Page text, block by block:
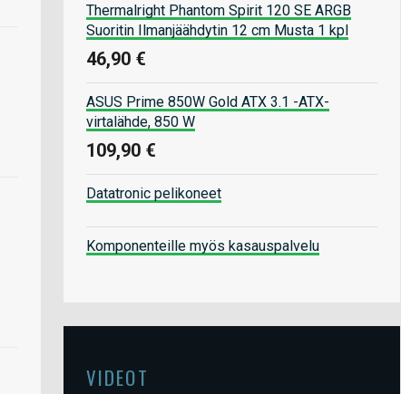
Thermalright Phantom Spirit 120 SE ARGB
Suoritin Ilmanjäähdytin 12 cm Musta 1 kpl
46,90 €
ASUS Prime 850W Gold ATX 3.1 -ATX-
virtalähde, 850 W
109,90 €
Datatronic pelikoneet
Komponenteille myös kasauspalvelu
VIDEOT